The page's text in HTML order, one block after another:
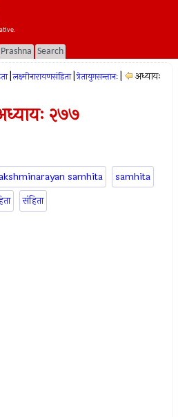
Prashna Search
लक्ष्मीनारायणसंहिता त्रेतायुगसन्तानः
अध्यायः
२७७
samhita
samhita
संहिता